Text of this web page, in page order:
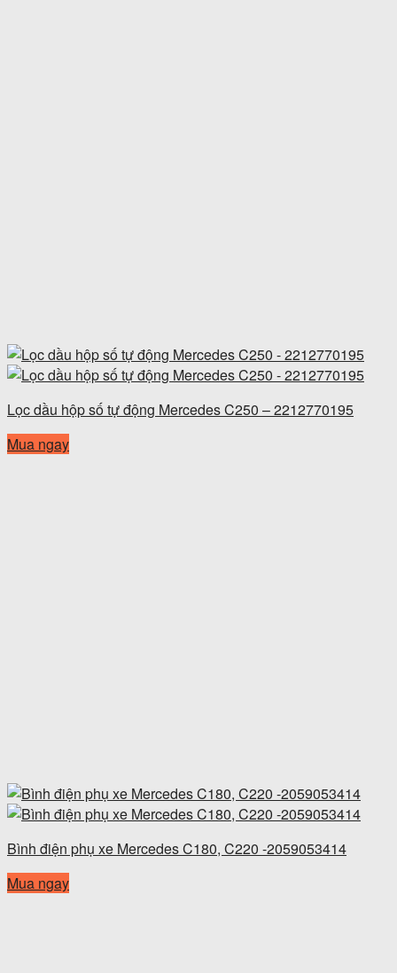
Lọc dầu hộp số tự động Mercedes C250 – 2212770195
Mua ngay
Bình điện phụ xe Mercedes C180, C220 -2059053414
Mua ngay